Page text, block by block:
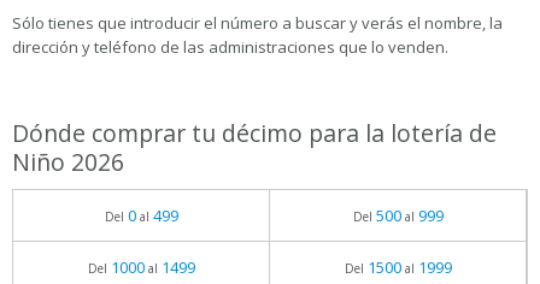
Sólo tienes que introducir el número a buscar y verás el nombre, la
dirección y teléfono de las administraciones que lo venden.
Dónde comprar tu décimo para la lotería de
Niño 2026
Del 0al 499 Del 500al 999
Del 1000al 1499 Del 1500al 1999